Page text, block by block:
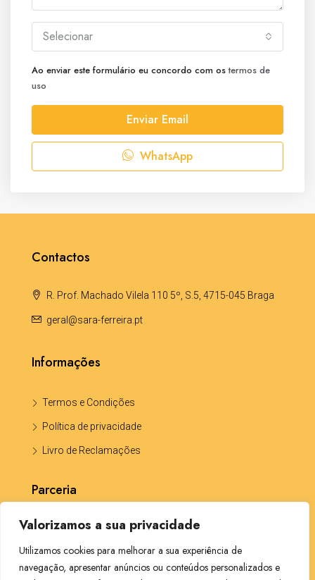
Valorizamos a sua privacidade
Utilizamos cookies para melhorar a sua experiência de
navegação, apresentar anúncios ou conteúdos personalizados e
Selecionar
Ao enviar este formulário eu concordo com ostermos de
uso
Enviar Email
WhatsApp
Contactos
R. Prof. Machado Vilela 110 5º, S.5, 4715-045 Braga
geral@sara-ferreira.pt
Informações
Termos e Condições
Política de privacidade
Livro de Reclamações
Parceria
Katia Portela -Solicitadora CP5703